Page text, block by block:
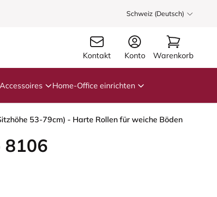
Schweiz (Deutsch)
Kontakt Konto Warenkorb
Accessoires Home-Office einrichten
53-79cm) - Harte Rollen für weiche Böden
8106